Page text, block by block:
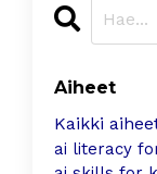
Aiheet
Kaikki
ai literacy